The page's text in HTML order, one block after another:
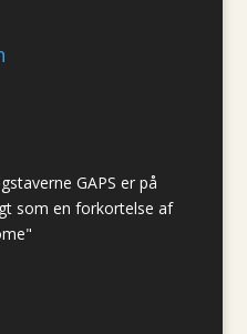
GAPS er på
som en forkortelse af